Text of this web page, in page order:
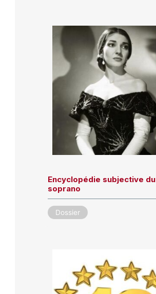
Encyclopédie subjective du
soprano
Dossier